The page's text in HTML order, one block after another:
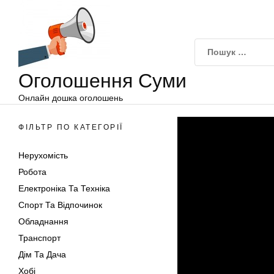
Оголошення Суми
Онлайн дошка оголошень
ФІЛЬТР ПО КАТЕГОРІЇ
Нерухомість
Робота
Електроніка Та Техніка
Спорт Та Відпочинок
Обладнання
Транспорт
Дім Та Дача
Хобі